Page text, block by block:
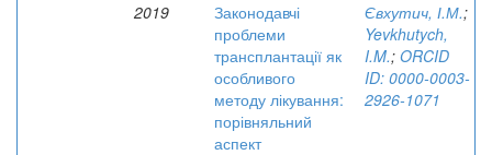
2019
Законодавчі
проблеми
трансплантації як
особливого
методу лікування:
порівняльний
аспект
Євхутич, І.М.;
Yevkhutych,
I.M.; ORCID
ID: 0000-0003-
2926-1071